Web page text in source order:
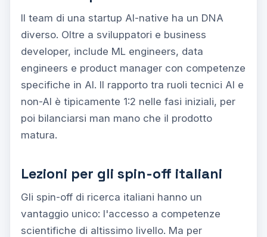
Il team di una startup AI-native ha un DNA
diverso. Oltre a sviluppatori e business
developer, include ML engineers, data
engineers e product manager con competenze
specifiche in AI. Il rapporto tra ruoli tecnici AI e
non-AI è tipicamente 1:2 nelle fasi iniziali, per
poi bilanciarsi man mano che il prodotto
matura.
Lezioni per gli spin-off italiani
Gli spin-off di ricerca italiani hanno un
vantaggio unico: l'accesso a competenze
scientifiche di altissimo livello. Ma per